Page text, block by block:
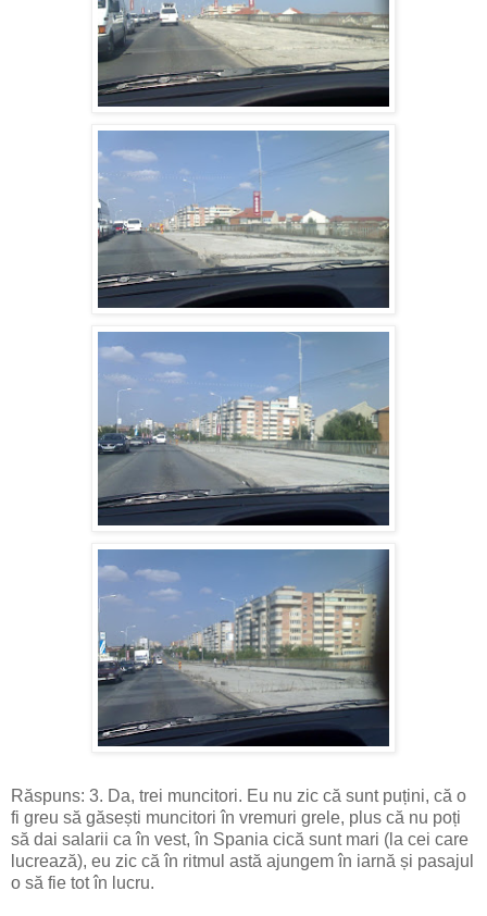
Răspuns: 3. Da, trei muncitori. Eu nu zic că sunt puțini, că o
fi greu să găsești muncitori în vremuri grele, plus că nu poți
să dai salarii ca în vest, în Spania cică sunt mari (la cei care
lucrează), eu zic că în ritmul astă ajungem în iarnă și pasajul
o să fie tot în lucru.